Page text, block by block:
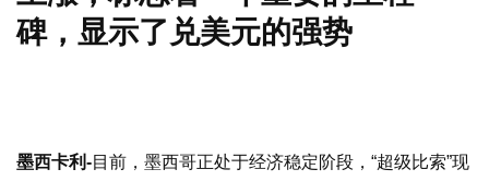
碑，显示了兑美元的强势
墨西卡利-目前，墨西哥正处于经济稳定阶段，“超级比索”现